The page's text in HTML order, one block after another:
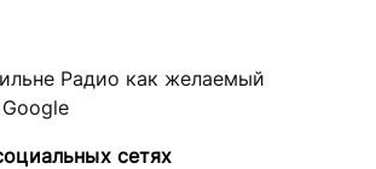
Радио как желаемый
сетях